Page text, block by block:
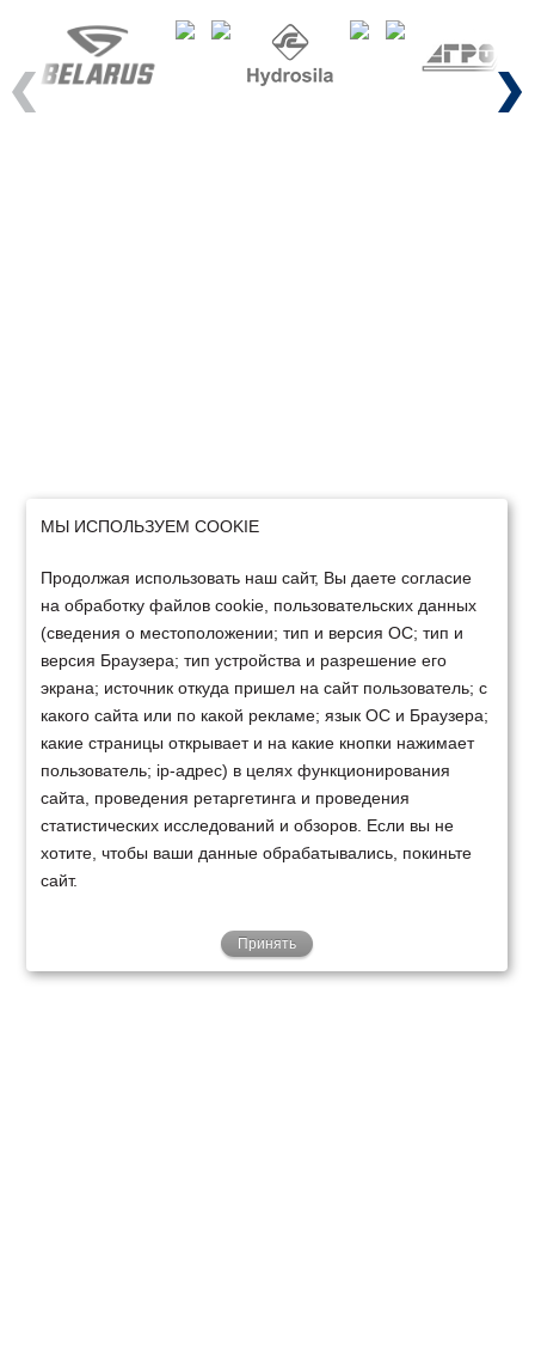
Previous Next
МЫ ИСПОЛЬЗУЕМ COOKIE
Продолжая использовать наш сайт, Вы даете согласие
на обработку файлов cookie, пользовательских данных
(сведения о местоположении; тип и версия ОС; тип и
версия Браузера; тип устройства и разрешение его
экрана; источник откуда пришел на сайт пользователь; с
какого сайта или по какой рекламе; язык ОС и Браузера;
какие страницы открывает и на какие кнопки нажимает
пользователь; ip-адрес) в целях функционирования
сайта, проведения ретаргетинга и проведения
статистических исследований и обзоров. Если вы не
хотите, чтобы ваши данные обрабатывались, покиньте
сайт.
Принять